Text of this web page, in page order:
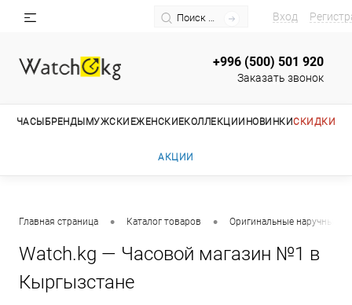
Вход
+996 (500) 501 920
Заказать звонок
ЧАСЫ БРЕНДЫ МУЖСКИЕЖЕНСКИЕКОЛЛЕКЦИИ НОВИНКИСКИДКИ
АКЦИИ
Главная страница • Каталог товаров • Оригинальные наручные
Watch.kg — Часовой магазин №1 в
Кыргызстане